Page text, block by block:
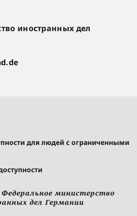
иностранных дел
для людей с ограниченными
министерство
дел Германии